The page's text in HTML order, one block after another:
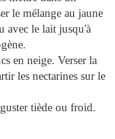
le mélange au jaune
avec le lait jusqu'à
en neige. Verser la
les nectarines sur le
tiède ou froid.